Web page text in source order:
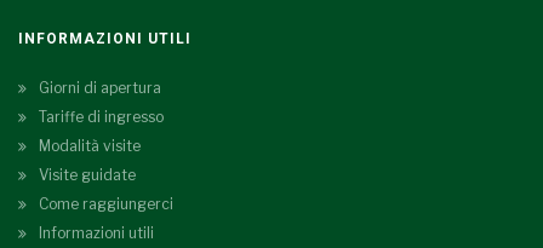
INFORMAZIONI UTILI
Giorni di apertura
Tariffe di ingresso
Modalità visite
Visite guidate
Come raggiungerci
Informazioni utili